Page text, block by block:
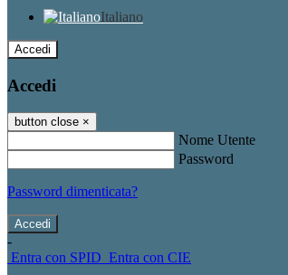
Italiano
Accedi
Accedi
button close ×
Nome Utente
Password
Password dimenticata?
-
Entra con SPID Entra con CIE